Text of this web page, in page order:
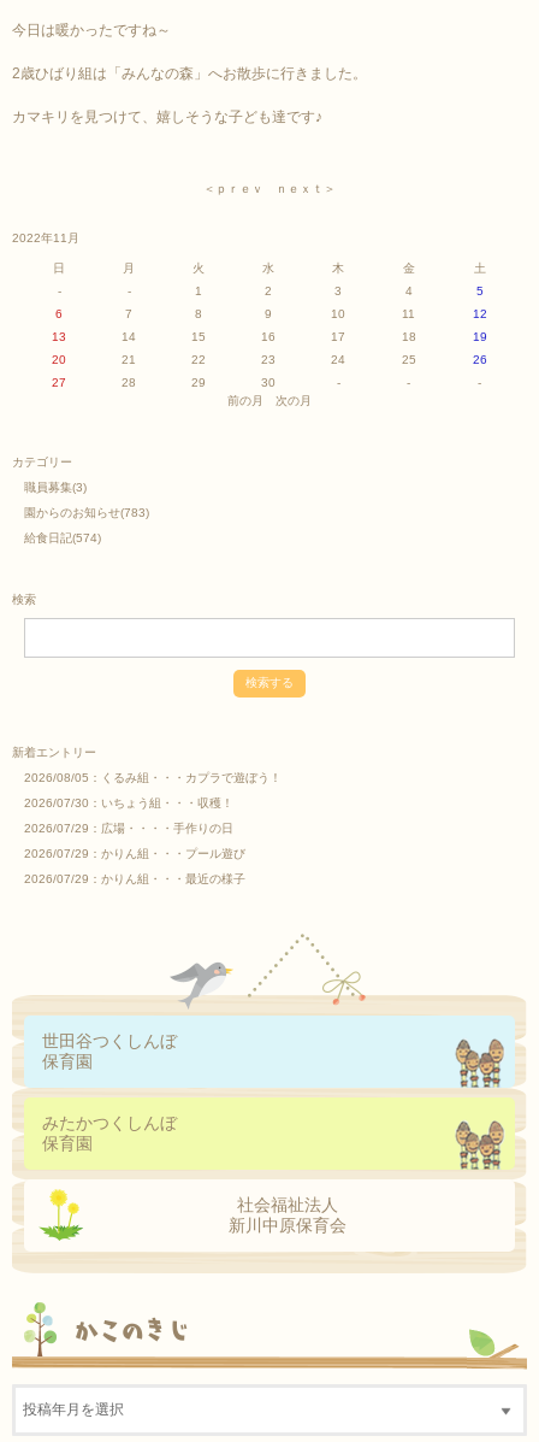
今日は暖かったですね～
2歳ひばり組は「みんなの森」へお散歩に行きました。
カマキリを見つけて、嬉しそうな子ども達です♪
＜ｐｒｅｖ ｎｅｘｔ＞
2022年11月
日 月 火 水 木 金
土
-
- 1 2 3 4
5
6
7 8 9 10 11
12
13
14 15 16 17 18
19
20
21 22 23 24 25
26
27
28 29 30 - -
-
前の月
次の月
カテゴリー
職員募集(3)
園からのお知らせ(783)
給食日記(574)
検索
新着エントリー
2026/08/05： くるみ組・・・カプラで遊ぼう！
2026/07/30： いちょう組・・・収穫！
2026/07/29： 広場・・・・手作りの日
2026/07/29： かりん組・・・プール遊び
2026/07/29： かりん組・・・最近の様子
世田谷つくしんぼ
保育園
みたかつくしんぼ
保育園
社会福祉法人
新川中原保育会
かこのきじ